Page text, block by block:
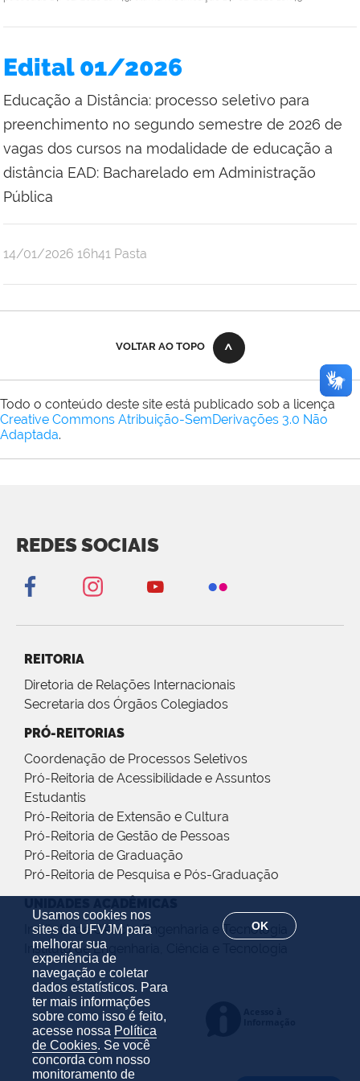
Usamos cookies nos
sites da UFVJM para
melhorar sua
experiência de
navegação e coletar
dados estatísticos. Para
ter mais informações
sobre como isso é feito,
acesse nossa Política
de Cookies. Se você
concorda com nosso
monitoramento de
OK
Edital 01/2026
Educação a Distância: processo seletivo para
preenchimento no segundo semestre de 2026 de
vagas dos cursos na modalidade de educação a
distância EAD: Bacharelado em Administração
Pública
publicado
14/01/2026 16h41 Pasta
VOLTAR AO TOPO
Todo o conteúdo deste site está publicado sob a licença
Creative Commons Atribuição-SemDerivações 3.0 Não
Adaptada.
REDES SOCIAIS
REITORIA
Diretoria de Relações Internacionais
Secretaria dos Órgãos Colegiados
PRÓ-REITORIAS
Coordenação de Processos Seletivos
Pró-Reitoria de Acessibilidade e Assuntos
Estudantis
Pró-Reitoria de Extensão e Cultura
Pró-Reitoria de Gestão de Pessoas
Pró-Reitoria de Graduação
Pró-Reitoria de Pesquisa e Pós-Graduação
Instituto de Ciência, Engenharia e Tecnologia
Instituto de Engenharia, Ciência e Tecnologia